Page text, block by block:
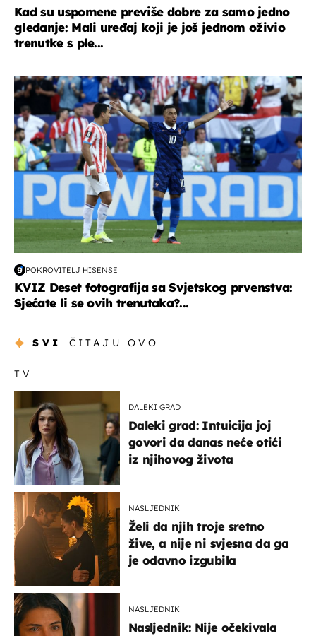
Kad su uspomene previše dobre za samo jedno
gledanje: Mali uređaj koji je još jednom oživio
trenutke s ple...
svjetsko prvenstvo 2026
POKROVITELJ HISENSE
KVIZ Deset fotografija sa Svjetskog prvenstva:
Sjećate li se ovih trenutaka?...
SVI ČITAJU OVO
TV
DALEKI GRAD
Daleki grad: Intuicija joj
govori da danas neće otići
iz njihovog života
NASLJEDNIK
Želi da njih troje sretno
žive, a nije ni svjesna da ga
je odavno izgubila
NASLJEDNIK
Nasljednik: Nije očekivala